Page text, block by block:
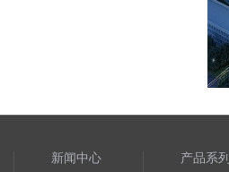
新闻中心 产品系列